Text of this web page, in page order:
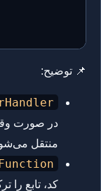
📌 توضیح:
در صورت
منتقل
کد، تابع را